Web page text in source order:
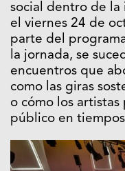
social dentro de la
el viernes 24 de
parte del
la jornada, se
encuentros que
como las giras
o cómo los
público en